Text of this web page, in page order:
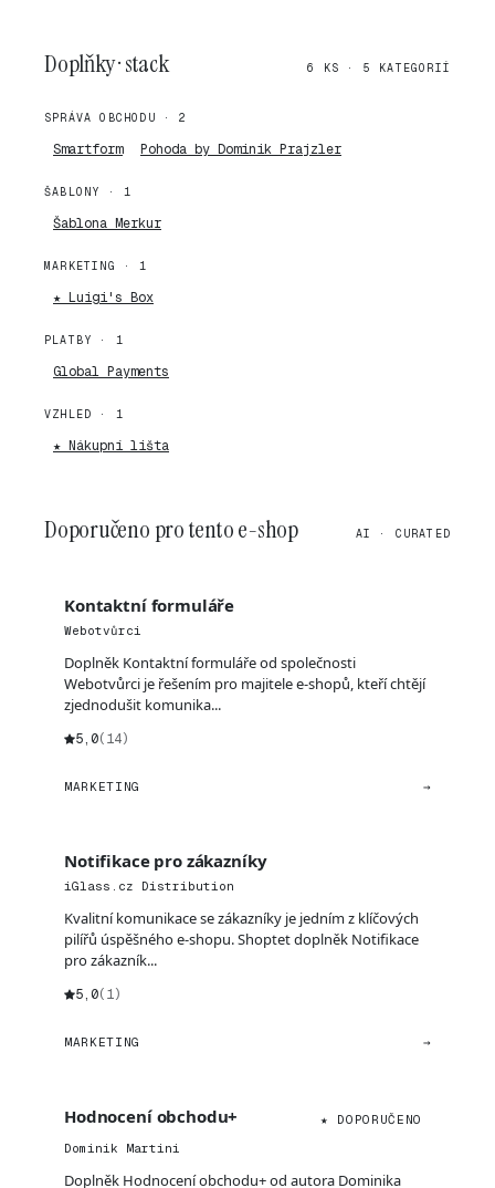
Doplňky · stack 6 KS · 5 KATEGORIÍ
SPRÁVA OBCHODU · 2
Smartform Pohoda by Dominik Prajzler
ŠABLONY · 1
Šablona Merkur
MARKETING · 1
★ Luigi's Box
PLATBY · 1
Global Payments
VZHLED · 1
★ Nákupní lišta
Doporučeno pro tento e-shop AI · CURATED
Kontaktní formuláře
Webotvůrci
Doplněk Kontaktní formuláře od společnosti
Webotvůrci je řešením pro majitele e-shopů, kteří chtějí
zjednodušit komunika...
5,0(14)
MARKETING →
Notifikace pro zákazníky
iGlass.cz Distribution
Kvalitní komunikace se zákazníky je jedním z klíčových
pilířů úspěšného e-shopu. Shoptet doplněk Notifikace
pro zákazník...
5,0(1)
MARKETING →
Hodnocení obchodu+
★ DOPORUČENO
Dominik Martini
Doplněk Hodnocení obchodu+ od autora Dominika